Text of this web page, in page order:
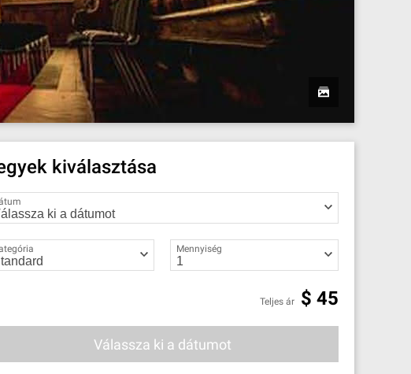
kiválasztása
Mennyiség
Teljes ár $ 45
Válassza ki a dátumot